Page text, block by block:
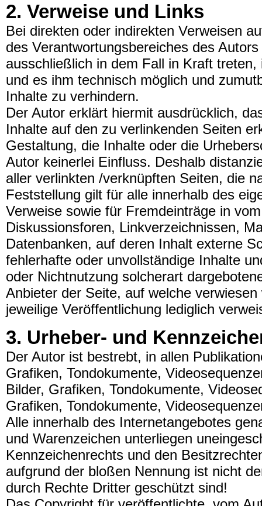
2. Verweise und Links
Bei direkten oder indirekten Verweisen
des Verantwortungsbereiches des
ausschließlich in dem Fall in Kraft
und es ihm technisch möglich und
Inhalte zu verhindern.
Der Autor erklärt hiermit ausdrücklich,
Inhalte auf den zu verlinkenden Seiten
Gestaltung, die Inhalte oder die
Autor keinerlei Einfluss. Deshalb
aller verlinkten /verknüpften Seiten, die
Feststellung gilt für alle innerhalb des
Verweise sowie für Fremdeinträge in
Diskussionsforen, Linkverzeichnissen,
Datenbanken, auf deren Inhalt externe
fehlerhafte oder unvollständige Inhalte
oder Nichtnutzung solcherart
Anbieter der Seite, auf welche
jeweilige Veröffentlichung lediglich
3. Urheber- und
Der Autor ist bestrebt, in allen
Grafiken, Tondokumente,
Bilder, Grafiken, Tondokumente,
Grafiken, Tondokumente,
Alle innerhalb des Internetangebotes
und Warenzeichen unterliegen
Kennzeichenrechts und den
aufgrund der bloßen Nennung ist nicht
durch Rechte Dritter geschützt sind!